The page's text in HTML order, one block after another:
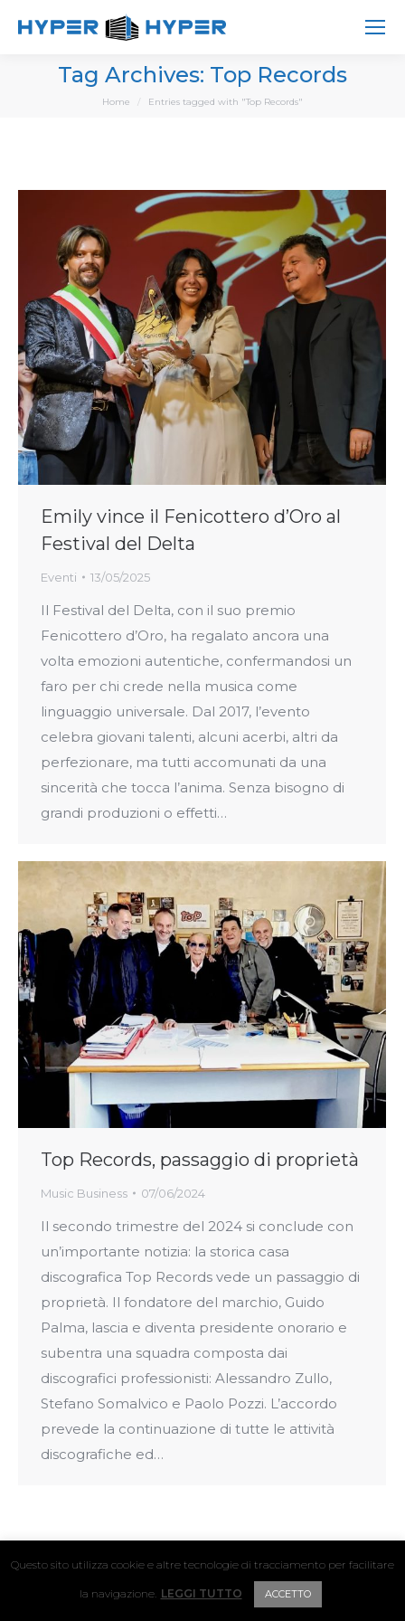
Tag Archives: Top Records
You are here:
Home Entries tagged with "Top Records"
Emily vince il Fenicottero d’Oro al
Festival del Delta
Eventi 13/05/2025
Il Festival del Delta, con il suo premio
Fenicottero d’Oro, ha regalato ancora una
volta emozioni autentiche, confermandosi un
faro per chi crede nella musica come
linguaggio universale. Dal 2017, l’evento
celebra giovani talenti, alcuni acerbi, altri da
perfezionare, ma tutti accomunati da una
sincerità che tocca l’anima. Senza bisogno di
grandi produzioni o effetti…
Top Records, passaggio di proprietà
Music Business 07/06/2024
Il secondo trimestre del 2024 si conclude con
un’importante notizia: la storica casa
discografica Top Records vede un passaggio di
proprietà. Il fondatore del marchio, Guido
Palma, lascia e diventa presidente onorario e
subentra una squadra composta dai
discografici professionisti: Alessandro Zullo,
Stefano Somalvico e Paolo Pozzi. L’accordo
prevede la continuazione di tutte le attività
discografiche ed…
© 2024 Hyper Hyper / Vat. IT04411160239
FOOTER
Questo sito utilizza cookie e altre tecnologie di tracciamento per facilitare
la navigazione. LEGGI TUTTO ACCETTO